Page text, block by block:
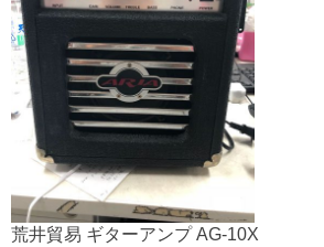
荒井貿易 ギターアンプ AG-10X